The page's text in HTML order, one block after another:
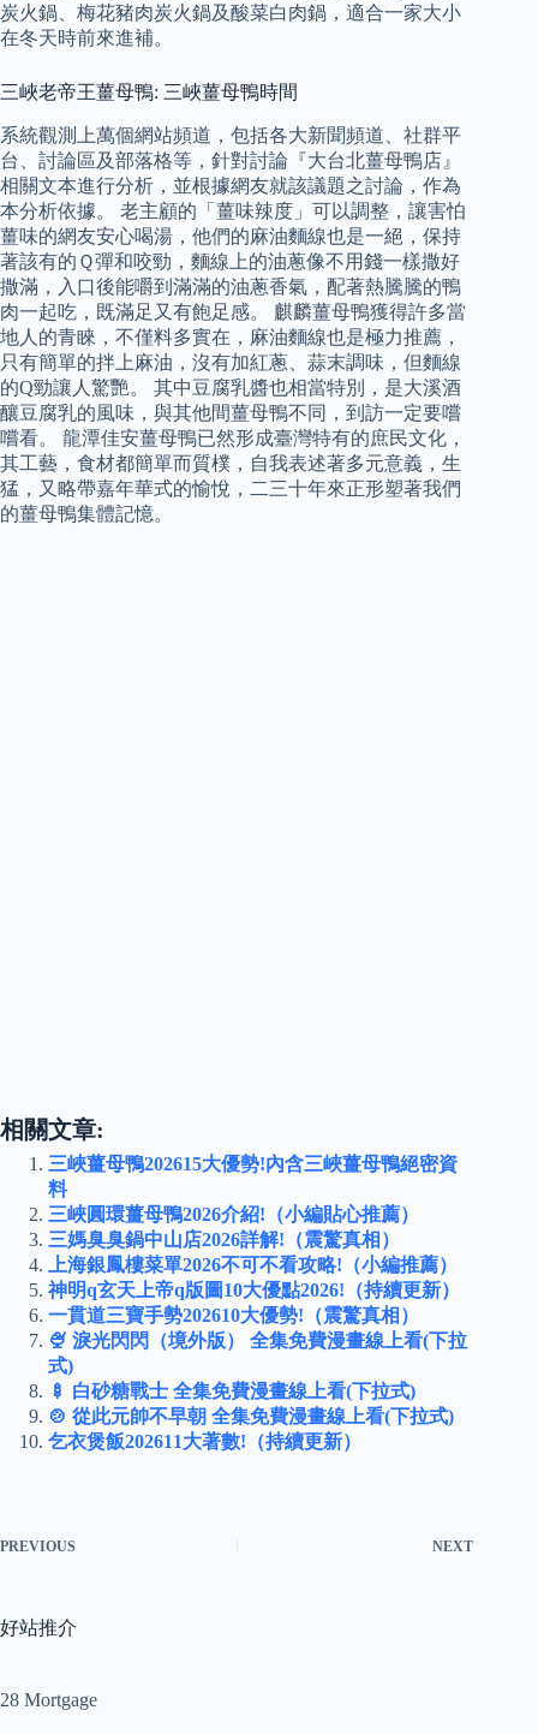
炭火鍋、梅花豬肉炭火鍋及酸菜白肉鍋，適合一家大小
在冬天時前來進補。
三峽老帝王薑母鴨: 三峽薑母鴨時間
系統觀測上萬個網站頻道，包括各大新聞頻道、社群平
台、討論區及部落格等，針對討論『大台北薑母鴨店』
相關文本進行分析，並根據網友就該議題之討論，作為
本分析依據。 老主顧的「薑味辣度」可以調整，讓害怕
薑味的網友安心喝湯，他們的麻油麵線也是一絕，保持
著該有的Ｑ彈和咬勁，麵線上的油蔥像不用錢一樣撒好
撒滿，入口後能嚼到滿滿的油蔥香氣，配著熱騰騰的鴨
肉一起吃，既滿足又有飽足感。 麒麟薑母鴨獲得許多當
地人的青睞，不僅料多實在，麻油麵線也是極力推薦，
只有簡單的拌上麻油，沒有加紅蔥、蒜末調味，但麵線
的Q勁讓人驚艷。 其中豆腐乳醬也相當特別，是大溪酒
釀豆腐乳的風味，與其他間薑母鴨不同，到訪一定要嚐
嚐看。 龍潭佳安薑母鴨已然形成臺灣特有的庶民文化，
其工藝，食材都簡單而質樸，自我表述著多元意義，生
猛，又略帶嘉年華式的愉悅，二三十年來正形塑著我們
的薑母鴨集體記憶。
相關文章:
三峽薑母鴨202615大優勢!內含三峽薑母鴨絕密資
料
三峽圓環薑母鴨2026介紹!（小編貼心推薦）
三媽臭臭鍋中山店2026詳解!（震驚真相）
上海銀鳳樓菜單2026不可不看攻略!（小編推薦）
神明q玄天上帝q版圖10大優點2026!（持續更新）
一貫道三寶手勢202610大優勢!（震驚真相）
🍨 淚光閃閃（境外版） 全集免費漫畫線上看(下拉
式)
🍢 白砂糖戰士 全集免費漫畫線上看(下拉式)
🍲 從此元帥不早朝 全集免費漫畫線上看(下拉式)
乞衣煲飯202611大著數!（持續更新）
PREVIOUS NEXT
好站推介
28 Mortgage